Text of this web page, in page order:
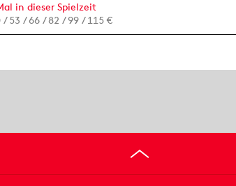
in dieser Spielzeit
/ 53 / 66 / 82 / 99 / 115 €